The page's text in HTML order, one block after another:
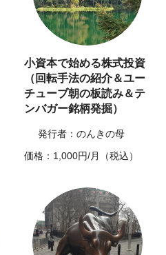
小資本で始める株式投資
（回転手法の紹介＆ユー
チューブ朝の板読み＆テ
ンバガー銘柄発掘）
発行者：のんきの母
価格：1,000円/月（税込）